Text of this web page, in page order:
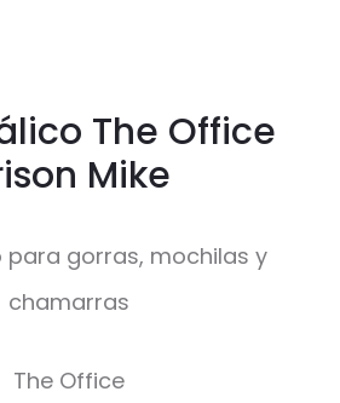
The Office
Mike
para gorras, mochilas y
chamarras
The Office